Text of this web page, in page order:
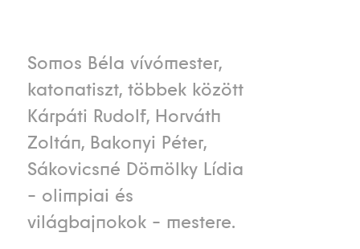
Somos Béla vívómester,
katonatiszt, többek között
Kárpáti Rudolf, Horváth
Zoltán, Bakonyi Péter,
Sákovicsné Dömölky Lídia
- olimpiai és
világbajnokok - mestere.